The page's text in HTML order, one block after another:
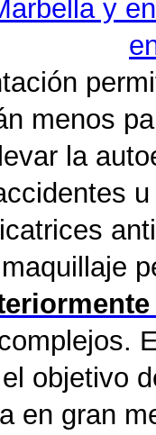
menos
la
maquillaje
el objetivo
en gran